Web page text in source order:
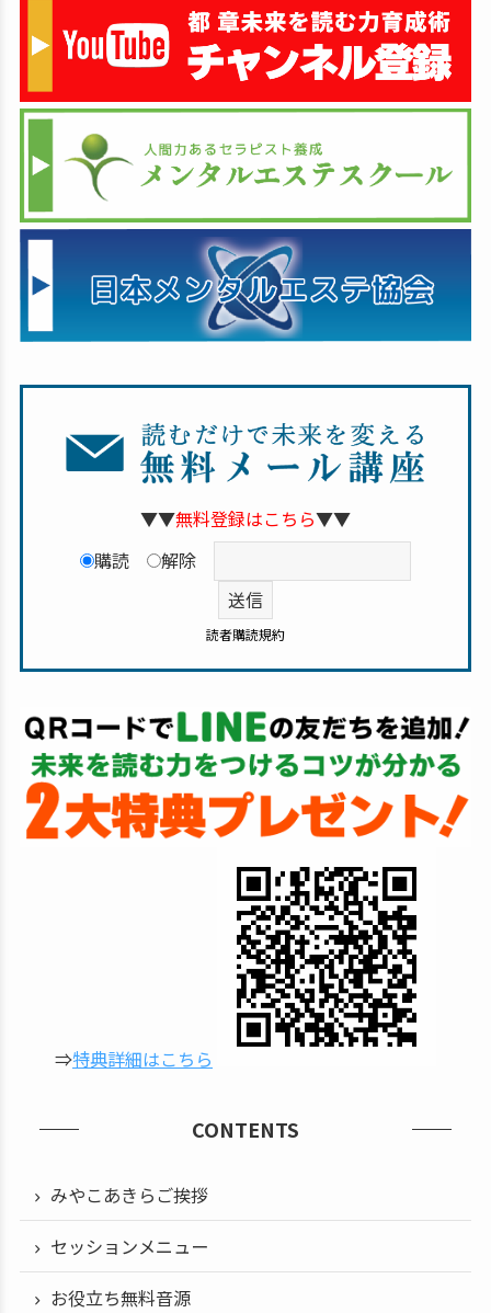
▼▼無料登録はこちら▼▼
購読
解除
読者購読規約
⇒特典詳細はこちら
CONTENTS
みやこあきらご挨拶
セッションメニュー
お役立ち無料音源